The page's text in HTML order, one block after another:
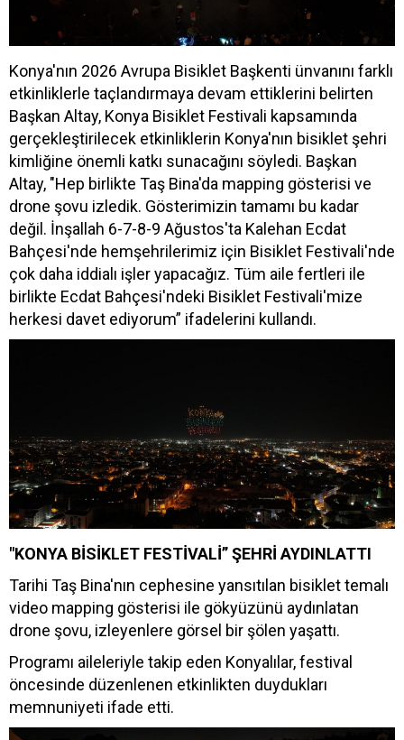
Konya'nın 2026 Avrupa Bisiklet Başkenti ünvanını farklı
etkinliklerle taçlandırmaya devam ettiklerini belirten
Başkan Altay, Konya Bisiklet Festivali kapsamında
gerçekleştirilecek etkinliklerin Konya'nın bisiklet şehri
kimliğine önemli katkı sunacağını söyledi. Başkan
Altay, "Hep birlikte Taş Bina'da mapping gösterisi ve
drone şovu izledik. Gösterimizin tamamı bu kadar
değil. İnşallah 6-7-8-9 Ağustos'ta Kalehan Ecdat
Bahçesi'nde hemşehrilerimiz için Bisiklet Festivali'nde
çok daha iddialı işler yapacağız. Tüm aile fertleri ile
birlikte Ecdat Bahçesi'ndeki Bisiklet Festivali'mize
herkesi davet ediyorum” ifadelerini kullandı.
"KONYA BİSİKLET FESTİVALİ” ŞEHRİ AYDINLATTI
Tarihi Taş Bina'nın cephesine yansıtılan bisiklet temalı
video mapping gösterisi ile gökyüzünü aydınlatan
drone şovu, izleyenlere görsel bir şölen yaşattı.
Programı aileleriyle takip eden Konyalılar, festival
öncesinde düzenlenen etkinlikten duydukları
memnuniyeti ifade etti.